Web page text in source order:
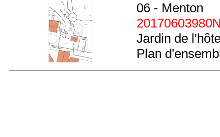
06 - Menton
Jardin de
Plan